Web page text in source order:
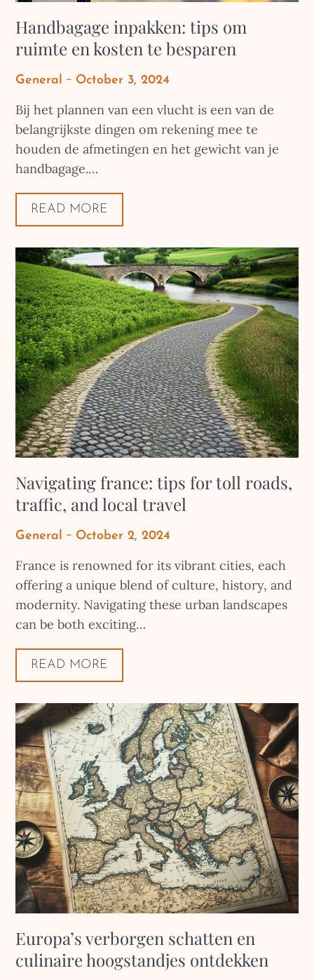
Handbagage inpakken: tips om
ruimte en kosten te besparen
General
Posted
October 3, 2024
Bij het plannen van een vlucht is een van de
belangrijkste dingen om rekening mee te
houden de afmetingen en het gewicht van je
handbagage.…
READ MORE
Navigating france: tips for toll roads,
traffic, and local travel
General
Posted
October 2, 2024
France is renowned for its vibrant cities, each
offering a unique blend of culture, history, and
modernity. Navigating these urban landscapes
can be both exciting…
READ MORE
Europa’s verborgen schatten en
culinaire hoogstandjes ontdekken